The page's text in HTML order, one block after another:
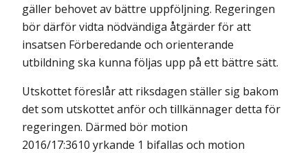
gäller behovet av bättre uppföljning. Regeringen
bör därför vidta nödvändiga åtgärder för att
insatsen Förberedande och orienterande
utbildning ska kunna följas upp på ett bättre sätt.
Utskottet föreslår att riksdagen ställer sig bakom
det som utskottet an­för och till­kännager detta för
regeringen. Därmed bör motion
2016/17:3610 yrkande 1 bifallas och motion